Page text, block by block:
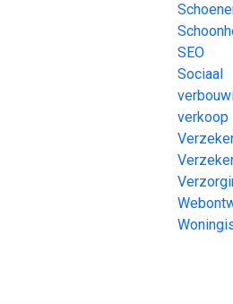
SEO
Sociaal
verkoop